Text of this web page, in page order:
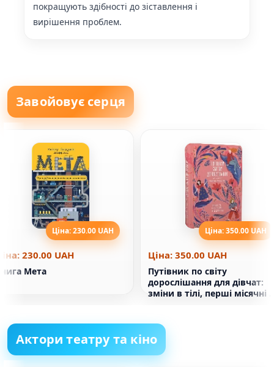
покращують здібності до зіставлення і
вирішення проблем.
Завойовує серця
Ціна: 230.00 UAH
230.00 UAH
Мета
Ціна: 350.00 UAH
Ціна: 350.00 UAH
Путівник по світу
дорослішання для дівчат:
зміни в тілі, перші місячні
Актори театру та кіно